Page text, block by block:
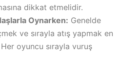
dikkat etmelidir.
Oynarken: Genelde
ve sırayla atış yapmak en
oyuncu sırayla vuruş